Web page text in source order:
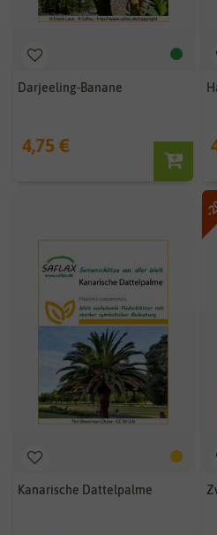
Darjeeling-Banane
4,75 €
Kanarische Dattelpalme
-